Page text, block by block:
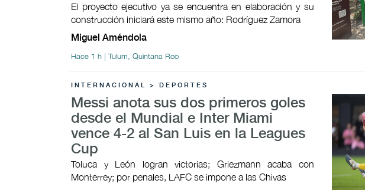
El proyecto ejecutivo ya se encuentra en elaboración y su
construcción iniciará este mismo año: Rodríguez Zamora
Miguel Améndola
Hace 1 h | Tulum, Quintana Roo
INTERNACIONAL > DEPORTES
Messi anota sus dos primeros goles
desde el Mundial e Inter Miami
vence 4-2 al San Luis en la Leagues
Cup
Toluca y León logran victorias; Griezmann acaba con
Monterrey; por penales, LAFC se impone a las Chivas